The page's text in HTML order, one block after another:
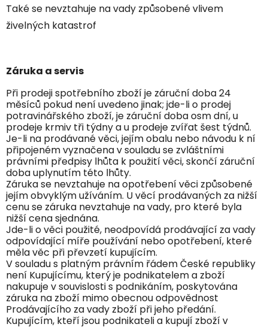
Také se nevztahuje na vady způsobené vlivem
živelných katastrof
Záruka a servis
Při prodeji spotřebního zboží je záruční doba 24
měsíců pokud není uvedeno jinak; jde-li o prodej
potravinářského zboží, je záruční doba osm dní, u
prodeje krmiv tři týdny a u prodeje zvířat šest týdnů.
Je-li na prodávané věci, jejím obalu nebo návodu k ní
připojeném vyznačena v souladu se zvláštními
právními předpisy lhůta k použití věci, skončí záruční
doba uplynutím této lhůty.
Záruka se nevztahuje na opotřebení věci způsobené
jejím obvyklým užíváním. U věcí prodávaných za nižší
cenu se záruka nevztahuje na vady, pro které byla
nižší cena sjednána.
Jde-li o věci použité, neodpovídá prodávající za vady
odpovídající míře používání nebo opotřebení, které
měla věc při převzetí kupujícím.
V souladu s platným právním řádem České republiky
není Kupujícímu, který je podnikatelem a zboží
nakupuje v souvislosti s podnikáním, poskytována
záruka na zboží mimo obecnou odpovědnost
Prodávajícího za vady zboží při jeho předání.
Kupujícím, kteří jsou podnikateli a kupují zboží v